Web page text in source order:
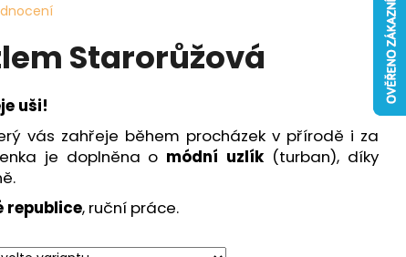
Starorůžová
uši!
vás zahřeje během procházek v přírodě i za
je doplněna o módní uzlík (turban), díky
republice, ruční práce.